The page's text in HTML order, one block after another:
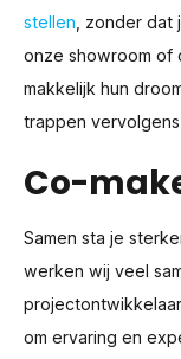
stellen , zonder
onze showroom of
makkelijk hun
trappen
Co-
Samen sta je
werken wij veel
om ervaring en